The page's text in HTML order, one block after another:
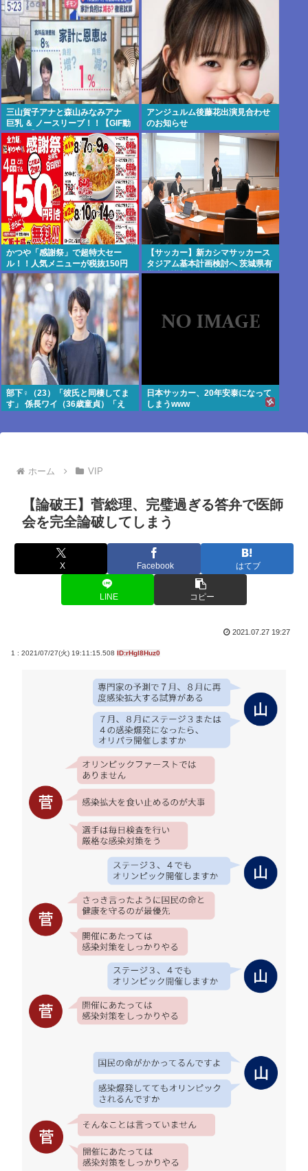
三山賀子アナと森山みなみアナ
巨乳 ＆ ノースリーブ！！【GIF動
画あり】
アンジュルム後藤花出演見合わせ
のお知らせ
かつや「感謝祭」で超特大セー
ル！！人気メニューが税抜150円
引き！！！
【サッカー】新カシマサッカース
タジアム基本計画検討へ 茨城県有
識者会議初会合 公設民営で整備方
部下♀（23）「彼氏と同棲してま
す」 係長ワイ（36歳童貞）「え
日本サッカー、20年安泰になって
しまうwww
ホーム VIP
【論破王】菅総理、完璧過ぎる答弁で医師
会を完全論破してしまう
X Facebook はてブ
LINE コピー
2021.07.27 19:27
1 : 2021/07/27(火) 19:11:15.508 ID:rHgl8Huz0